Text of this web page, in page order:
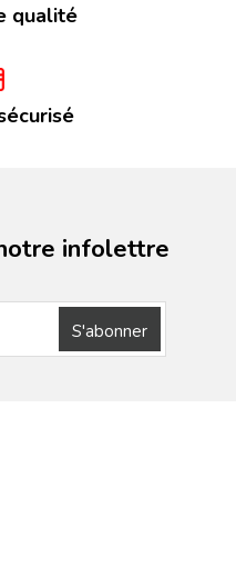
qualité
infolettre
S'abonner